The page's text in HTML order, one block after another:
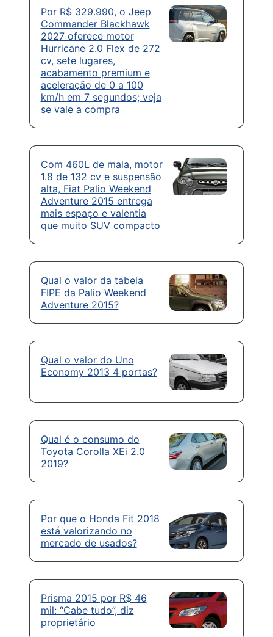
Por R$ 329.990, o Jeep
Commander Blackhawk
2027 oferece motor
Hurricane 2.0 Flex de 272
cv, sete lugares,
acabamento premium e
aceleração de 0 a 100
km/h em 7 segundos; veja
se vale a compra
Com 460L de mala, motor
1.8 de 132 cv e suspensão
alta, Fiat Palio Weekend
Adventure 2015 entrega
mais espaço e valentia
que muito SUV compacto
Qual o valor da tabela
FIPE da Palio Weekend
Adventure 2015?
Qual o valor do Uno
Economy 2013 4 portas?
Qual é o consumo do
Toyota Corolla XEi 2.0
2019?
Por que o Honda Fit 2018
está valorizando no
mercado de usados?
Prisma 2015 por R$ 46
mil: “Cabe tudo”, diz
proprietário